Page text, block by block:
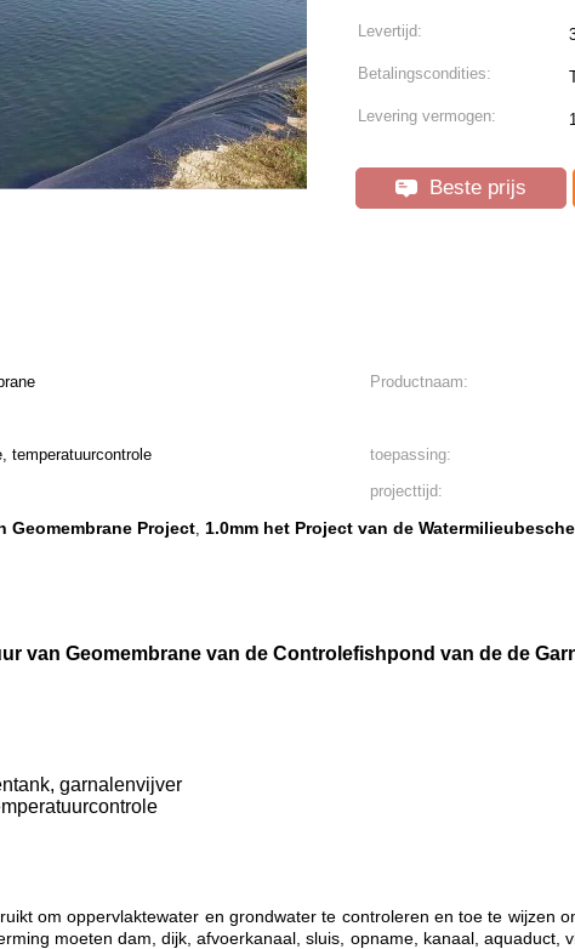
Levertijd:
Betalingscondities:
Levering vermogen:
Beste prijs
Productnaam:
temperatuurcontrole toepassing:
projecttijd:
Geomembrane Project, 1.0mm het Project van de
van Geomembrane van de Controlefishpond van de de
garnalenvijver
om oppervlaktewater en grondwater te controleren en toe te wijzen
moeten dam, dijk, afvoerkanaal, sluis, opname, kanaal, aquaduct,